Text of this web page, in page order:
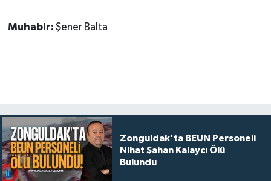
Muhabir: Şener Balta
Zonguldak'ta BEUN Personeli
Nihat Şahan Kalaycı Ölü
Bulundu